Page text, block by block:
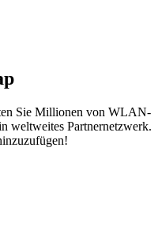
Sie Millionen von WLAN-
weltweites Partnernetzwerk.